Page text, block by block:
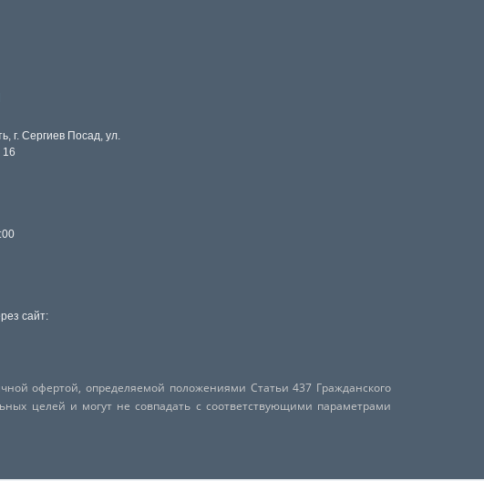
г. Сергиев Посад, ул.
сайт:
офертой, определяемой положениями Статьи 437 Гражданского
целей и могут не совпадать с соответствующими параметрами